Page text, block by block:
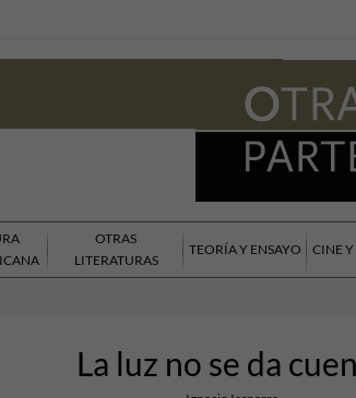
OTRAS
LITERATURAS
TEORÍA Y ENSAYO CINE Y
La luz no se da